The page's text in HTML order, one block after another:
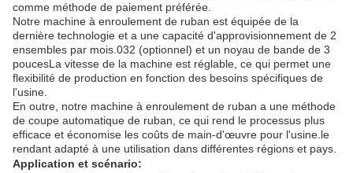
comme méthode de paiement préférée.
Notre machine à enroulement de ruban est équipée de la
dernière technologie et a une capacité d'approvisionnement de 2
ensembles par mois.032 (optionnel) et un noyau de bande de 3
poucesLa vitesse de la machine est réglable, ce qui permet une
flexibilité de production en fonction des besoins spécifiques de
l'usine.
En outre, notre machine à enroulement de ruban a une méthode
de coupe automatique de ruban, ce qui rend le processus plus
efficace et économise les coûts de main-d'œuvre pour l'usine.le
rendant adapté à une utilisation dans différentes régions et pays.
Application et scénario: